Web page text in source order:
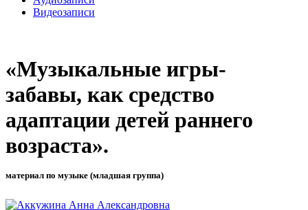
Видеозаписи
«Музыкальные игры-
забавы, как средство
адаптации детей раннего
возраста».
материал по музыке (младшая группа)